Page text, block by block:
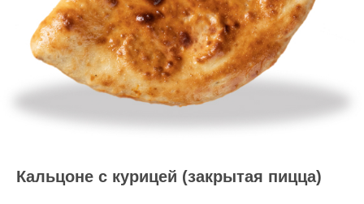
Кальцоне с курицей (закрытая пицца)